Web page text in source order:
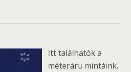
Itt találhatók a
méteráru mintáink.